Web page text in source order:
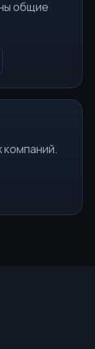
общие
компаний.